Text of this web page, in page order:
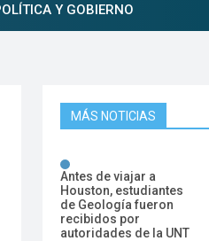
Y GOBIERNO
MÁS NOTICIAS
Antes de viajar a
Houston, estudiantes
de Geología fueron
recibidos por
autoridades de la UNT